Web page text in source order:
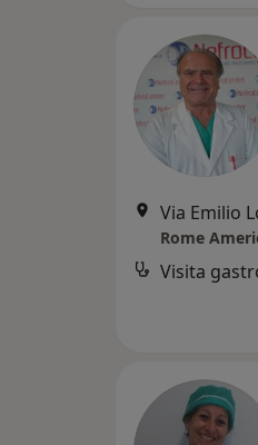
Via Emilio
Rome
Visita